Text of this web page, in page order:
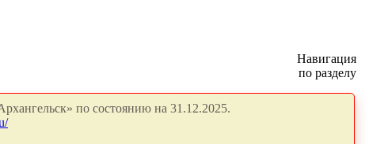
Навигация
по разделу
по состоянию на 31.12.2025.